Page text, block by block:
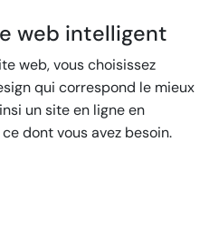
web intelligent
web, vous choisissez
qui correspond le mieux
un site en ligne en
dont vous avez besoin.